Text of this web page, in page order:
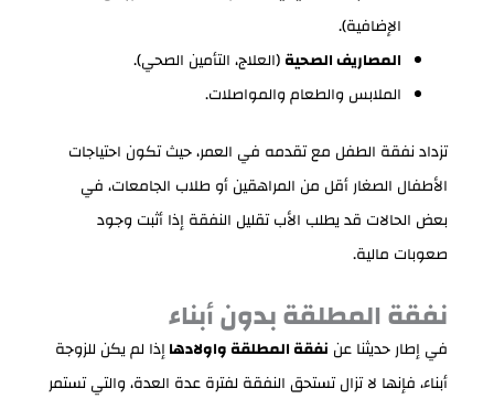
الإضافية).
المصاريف الصحية(العلاج، التأمين الصحي).
الملابس والطعام والمواصلات.
تزداد نفقة الطفل مع تقدمه في العمر، حيث تكون احتياجات
الأطفال الصغار أقل من المراهقين أو طلاب الجامعات، في
بعض الحالات قد يطلب الأب تقليل النفقة إذا أثبت وجود
صعوبات مالية.
نفقة المطلقة بدون أبناء
في إطار حديثنا عن نفقة المطلقة واولادهاإذا لم يكن للزوجة
أبناء، فإنها لا تزال تستحق النفقة لفترة عدة العدة، والتي تستمر